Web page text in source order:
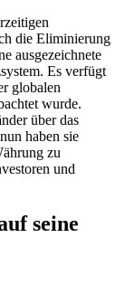
die Eliminierung
ausgezeichnete
Es verfügt
globalen
wurde.
über das
haben sie
zu
und
seine